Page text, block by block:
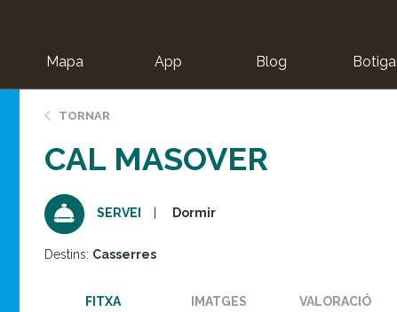
Mapa App Blog Botiga
TORNAR
CAL MASOVER
SERVEI Dormir
Destins: Casserres
FITXA IMATGES VALORACIÓ